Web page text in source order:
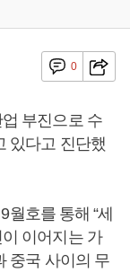
0
부진으로 수
있다고 진단했
호를 통해 “세
이어지는 가
중국 사이의 무